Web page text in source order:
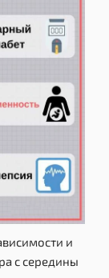
и
с середины